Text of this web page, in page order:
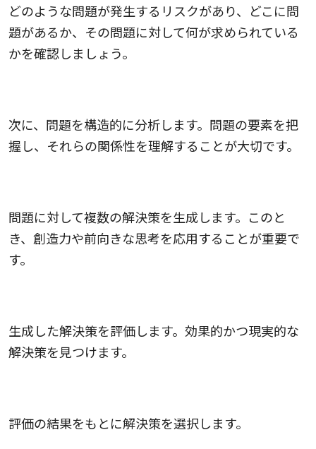
どのような問題が発生するリスクがあり、どこに問
題があるか、その問題に対して何が求められている
かを確認しましょう。
次に、問題を構造的に分析します。問題の要素を把
握し、それらの関係性を理解することが大切です。
問題に対して複数の解決策を生成します。このと
き、創造力や前向きな思考を応用することが重要で
す。
生成した解決策を評価します。効果的かつ現実的な
解決策を見つけます。
評価の結果をもとに解決策を選択します。